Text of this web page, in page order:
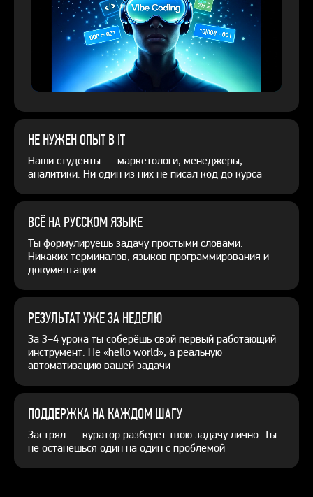
НЕ НУЖЕН ОПЫТ В IT
Наши студенты — маркетологи, менеджеры,
аналитики. Ни один из них не писал код до курса
ВСЁ НА РУССКОМ ЯЗЫКЕ
Ты формулируешь задачу простыми словами.
Никаких терминалов, языков программирования и
документации
РЕЗУЛЬТАТ УЖЕ ЗА НЕДЕЛЮ
За 3–4 урока ты соберёшь свой первый работающий
инструмент. Не «hello world», а реальную
автоматизацию вашей задачи
ПОДДЕРЖКА НА КАЖДОМ ШАГУ
Застрял — куратор разберёт твою задачу лично. Ты
не останешься один на один с проблемой